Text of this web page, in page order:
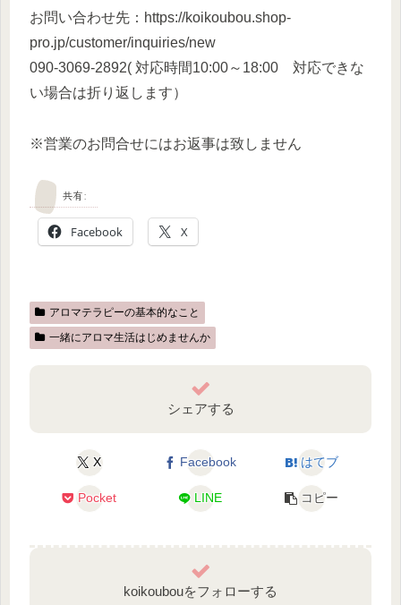
お問い合わせ先：https://koikoubou.shop-
pro.jp/customer/inquiries/new
090-3069-2892( 対応時間10:00～18:00 対応できな
い場合は折り返します）
※営業のお問合せにはお返事は致しません
共有:
Facebook X
アロマテラピーの基本的なこと
一緒にアロマ生活はじめませんか
シェアする
X Facebook はてブ
Pocket LINE コピー
koikoubouをフォローする